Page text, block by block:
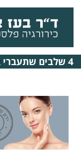
4 שלבים שתעברי במהלך מתיחת פנים